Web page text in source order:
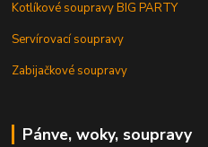
Kotlíkové soupravy BIG PARTY
Servírovací soupravy
Zabijačkové soupravy
Pánve, woky, soupravy